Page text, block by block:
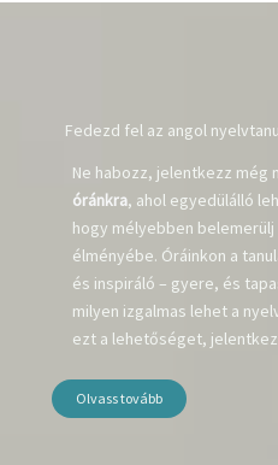
Fedezd fel az angol
Ne habozz, jelentkezz még
óránkra, ahol egyedülálló
hogy mélyebben belemerülj
élményébe. Óráinkon a
és inspiráló – gyere, és
milyen izgalmas lehet a
ezt a lehetőséget,
Olvass tovább